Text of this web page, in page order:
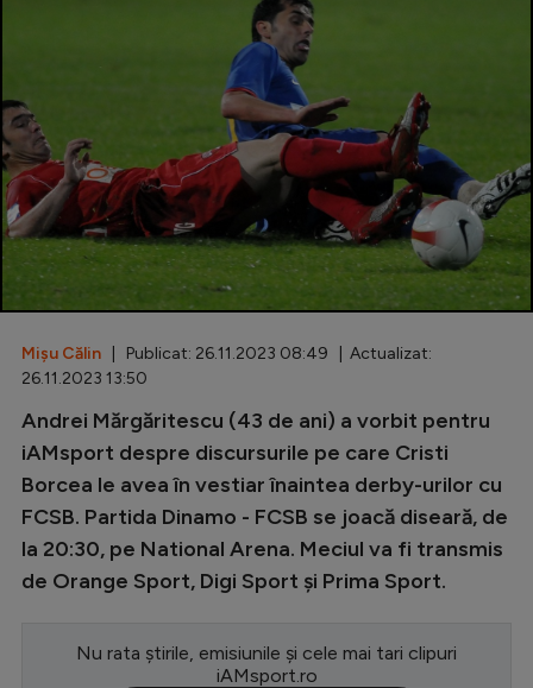
Cupa României
Echipa Națională
Fotbal feminin
Special
Diverse
Inedit
Clasamente
Champions League
Europa League
CM 2026
LaLiga
Mișu Călin | Publicat: 26.11.2023 08:49 | Actualizat:
26.11.2023 13:50
Andrei Mărgăritescu (43 de ani) a vorbit pentru
iAMsport despre discursurile pe care Cristi
Borcea le avea în vestiar înaintea derby-urilor cu
FCSB. Partida Dinamo - FCSB se joacă diseară, de
la 20:30, pe National Arena. Meciul va fi transmis
de Orange Sport, Digi Sport și Prima Sport.
Nu rata știrile, emisiunile și cele mai tari clipuri
iAMsport.ro